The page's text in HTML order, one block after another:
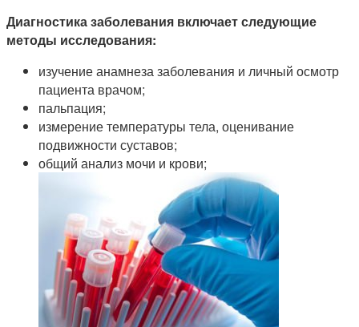
Диагностика заболевания включает следующие
методы исследования:
изучение анамнеза заболевания и личный осмотр
пациента врачом;
пальпация;
измерение температуры тела, оценивание
подвижности суставов;
общий анализ мочи и крови;